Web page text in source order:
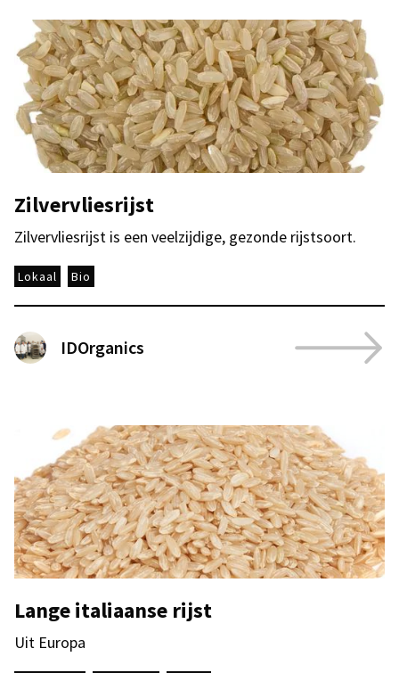
Zilvervliesrijst
Zilvervliesrijst is een veelzijdige, gezonde rijstsoort.
Lokaal Bio
IDOrganics
Lange italiaanse rijst
Uit Europa